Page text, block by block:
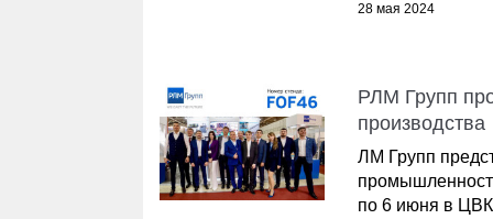
28 мая 2024
РЛМ Групп
производства
ЛМ Групп
по 6 июня в